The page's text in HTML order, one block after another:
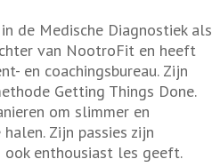
de Medische Diagnostiek als
van NootroFit en heeft
en coachingsbureau. Zijn
Getting Things Done.
om slimmer en
Zijn passies zijn
enthousiast les geeft.